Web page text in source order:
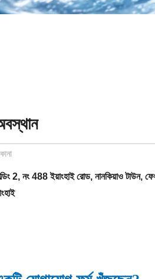
2, নং 488 ইয়াংহাই রোড, নানকিয়াও টাউন,